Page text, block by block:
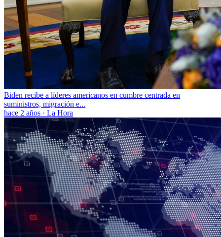
Biden recibe a líderes americanos en cumbre centrada en
suministros, migración e...
hace 2 años · La Hora